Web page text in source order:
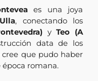
es una joya
, conectando los
yTeo (A
data de los
cree que pudo haber
romana.